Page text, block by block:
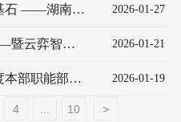
召开
石 ——湖南兵
2026-01-27
暨云弈智能
2026-01-21
本部职能部门
2026-01-19
4 ... 10 >